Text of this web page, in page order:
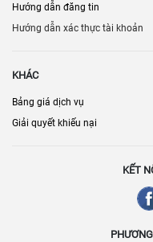
Hướng dẫn đăng tin
Hướng dẫn xác thực tài khoản
KHÁC
Bảng giá dịch vụ
Giải quyết khiếu nại
KẾT